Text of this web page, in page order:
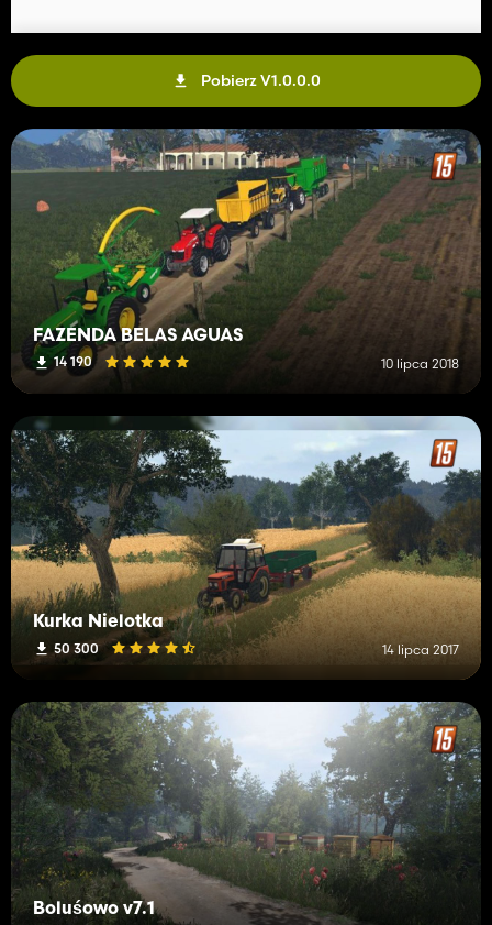
Pobierz V1.0.0.0
FAZENDA BELAS AGUAS
14 190 10 lipca 2018
Kurka Nielotka
50 300 14 lipca 2017
Boluśowo v7.1